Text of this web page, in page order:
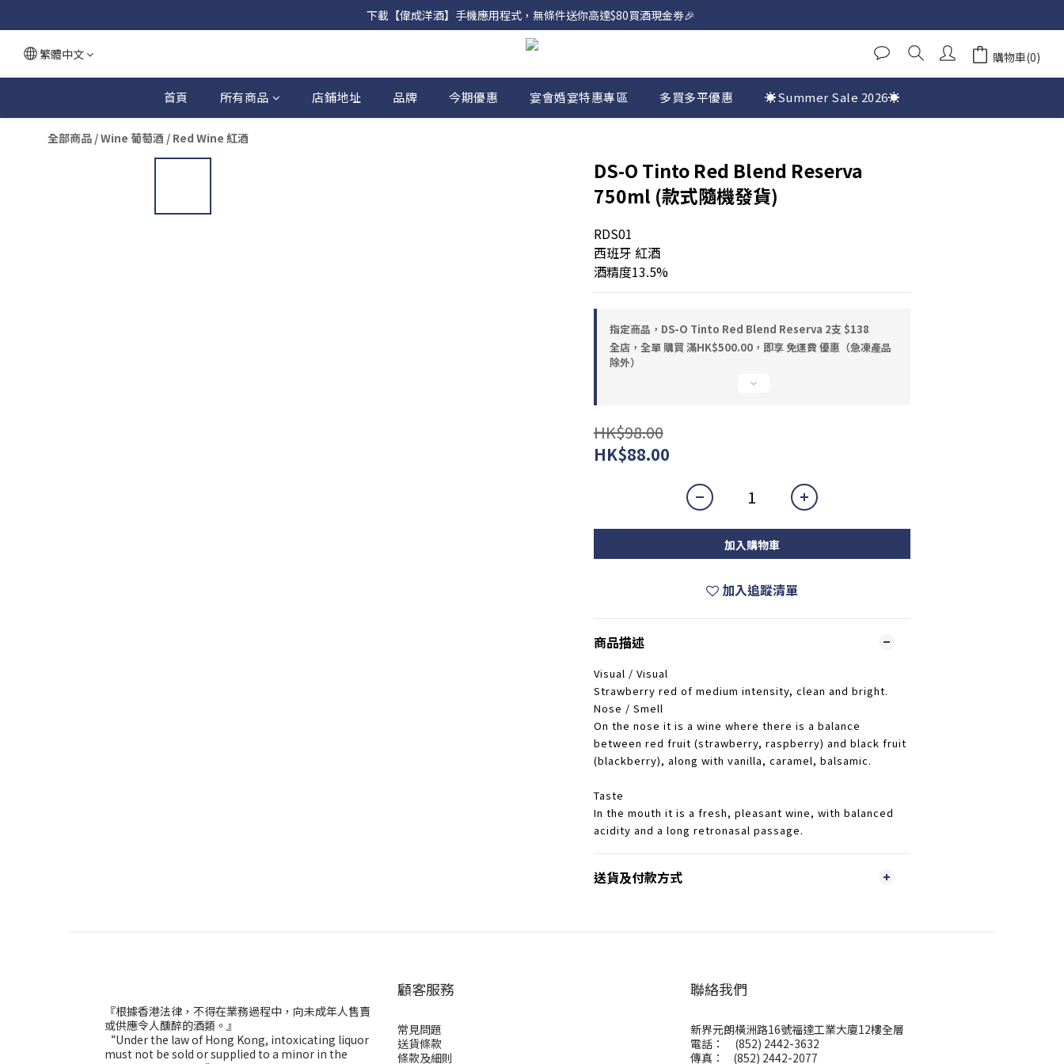
網店購滿 $500 即享免費送貨服務📦
下載【偉成洋酒】手機應用程式，無條件送你高達$80買酒現金劵🎉
網店購滿 $500 即享免費送貨服務📦
繁體中文 購物車(0)
首頁 所有商品 店鋪地址 品牌 今期優惠 宴會婚宴特惠專區 多買多平優惠 ☀️Summer Sale 2026☀️
全部商品 /Wine 葡萄酒 / Red Wine 紅酒
DS-O Tinto Red Blend Reserva
750ml (款式隨機發貨)
RDS01
西班牙 紅酒
酒精度13.5%
指定商品，DS-O Tinto Red Blend Reserva 2支 $138
全店，全單 購買 滿HK$500.00，即享 免運費 優惠（急凍產品
除外）
HK$98.00
HK$88.00
加入購物車
加入追蹤清單
商品描述
Visual / Visual
Strawberry red of medium intensity, clean and bright.
Nose / Smell
On the nose it is a wine where there is a balance
between red fruit (strawberry, raspberry) and black fruit
(blackberry), along with vanilla, caramel, balsamic.
Taste
In the mouth it is a fresh, pleasant wine, with balanced
acidity and a long retronasal passage.
送貨及付款方式
『根據香港法律，不得在業務過程中，向未成年人售賣
或供應令人醺醉的酒類。』
“Under the law of Hong Kong, intoxicating liquor
must not be sold or supplied to a minor in the
顧客服務
常見問題
送貨條款
條款及細則
聯絡我們
新界元朗橫洲路16號福達工業大廈12樓全層
電話： (852) 2442-3632
傳真： (852) 2442-2077